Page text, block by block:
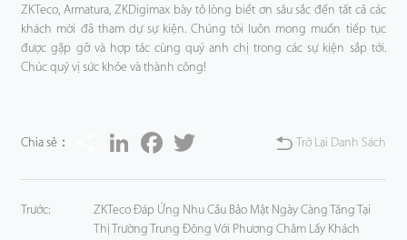
ZKTeco, Armatura, ZKDigimax bày tỏ lòng biết ơn sâu sắc đến tất cả các
khách mời đã tham dự sự kiện. Chúng tôi luôn mong muốn tiếp tục
được gặp gỡ và hợp tác cùng quý anh chị trong các sự kiện sắp tới.
Chúc quý vị sức khỏe và thành công!
Chia sẻ：
Share LinkedInFacebook
Trở Lại Danh Sách
Trước:
ZKTeco Đáp Ứng Nhu Cầu Bảo Mật Ngày Càng Tăng Tại
Thị Trường Trung Đông Với Phương Châm Lấy Khách